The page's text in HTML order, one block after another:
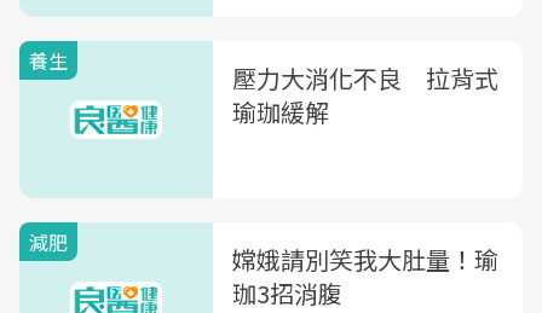
養生
壓力大消化不良 拉背式
瑜珈緩解
減肥
嫦娥請別笑我大肚量！瑜
珈3招消腹